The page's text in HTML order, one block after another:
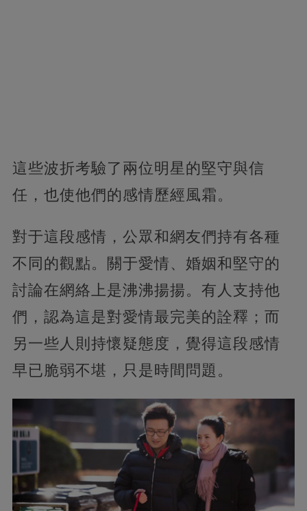
這些波折考驗了兩位明星的堅守與信
任，也使他們的感情歷經風霜。
對于這段感情，公眾和網友們持有各種
不同的觀點。關于愛情、婚姻和堅守的
討論在網絡上是沸沸揚揚。有人支持他
們，認為這是對愛情最完美的詮釋；而
另一些人則持懷疑態度，覺得這段感情
早已脆弱不堪，只是時間問題。